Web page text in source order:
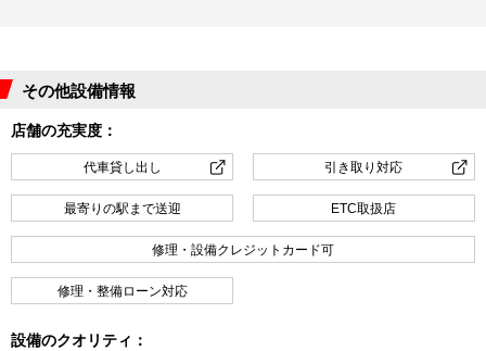
その他設備情報
店舗の充実度：
代車貸し出し 引き取り対応
最寄りの駅まで送迎 ETC取扱店
修理・設備クレジットカード可
修理・整備ローン対応
設備のクオリティ：